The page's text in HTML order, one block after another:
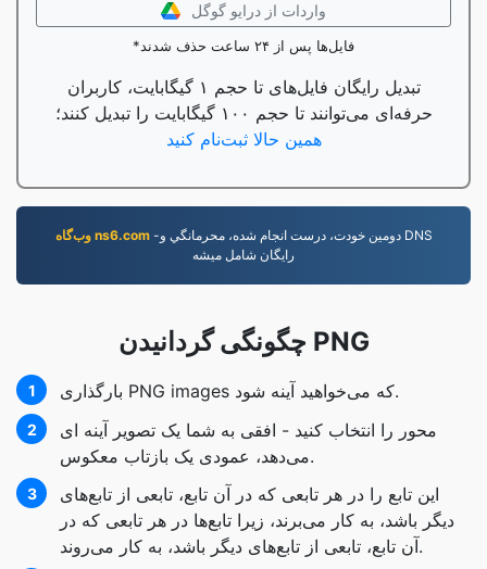
واردات از درایو گوگل
*فایل‌ها پس از ۲۴ ساعت حذف شدند
تبدیل رایگان فایل‌های تا حجم ۱ گیگابایت، کاربران
حرفه‌ای می‌توانند تا حجم ۱۰۰ گیگابایت را تبدیل کنند؛
همین حالا ثبت‌نام کنید
وب‌گاه ns6.com-دومين خودت، درست انجام شده، محرمانگي و DNS
رایگان شامل ميشه
چگونگی گردانیدن PNG
1 بارگذاری PNG images که می‌خواهید آینه شود.
2
محور را انتخاب کنید - افقی به شما یک تصویر آینه ای
می‌دهد، عمودی یک بازتاب معکوس.
3
این تابع را در هر تابعی که در آن تابع، تابعی از تابع‌های
دیگر باشد، به کار می‌برند، زیرا تابع‌ها در هر تابعی که در
آن تابع، تابعی از تابع‌های دیگر باشد، به کار می‌روند.